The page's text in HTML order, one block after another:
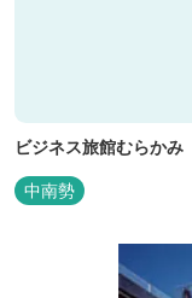
ビジネス旅館むらかみ
中南勢